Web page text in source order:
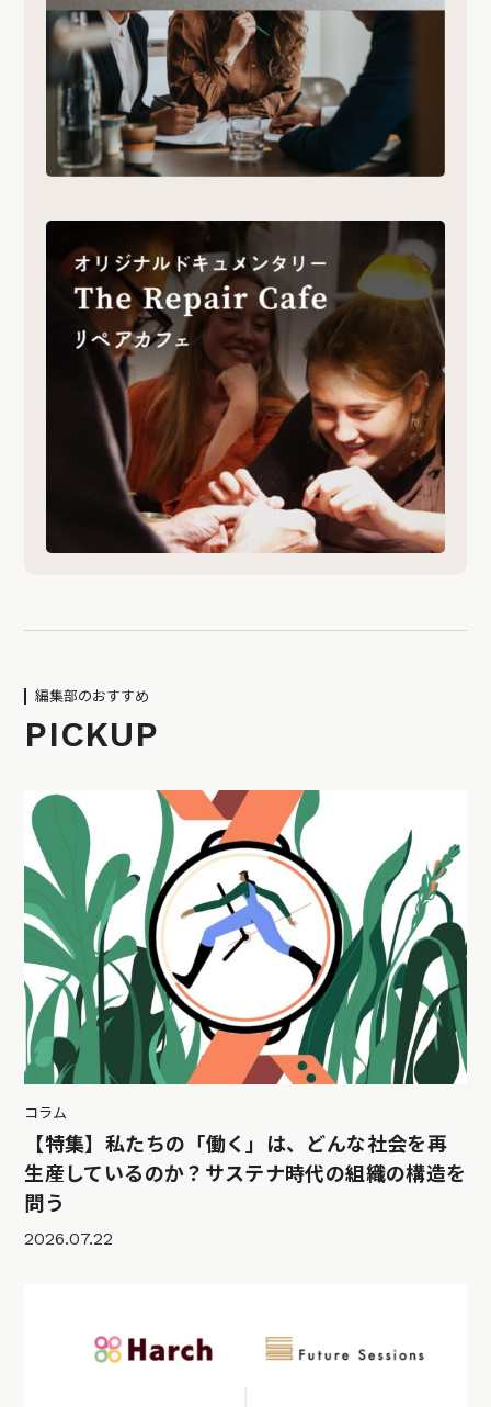
編集部のおすすめ
PICKUP
コラム
【特集】私たちの「働く」は、どんな社会を再
生産しているのか？サステナ時代の組織の構造を
問う
2026.07.22